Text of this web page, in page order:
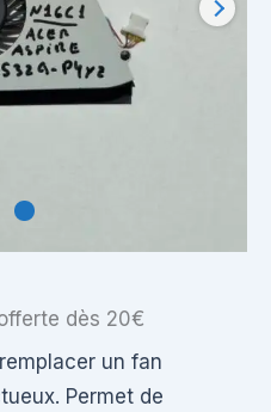
dès 20€
un fan
Permet de